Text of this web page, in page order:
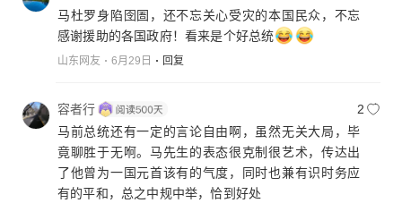
马杜罗身陷囹圄，还不忘关心受灾的本国民众，不忘
感谢援助的各国政府！看来是个好总统
山东网友 6月29日 回复
容者行
2
马前总统还有一定的言论自由啊，虽然无关大局，毕
竟聊胜于无哬。马先生的表态很克制很艺术，传达出
了他曾为一国元首该有的气度，同时也兼有识时务应
有的平和，总之中规中举，恰到好处